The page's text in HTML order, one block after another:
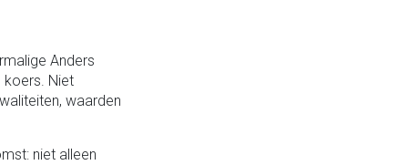
Anders
koers. Niet
waarden
niet alleen